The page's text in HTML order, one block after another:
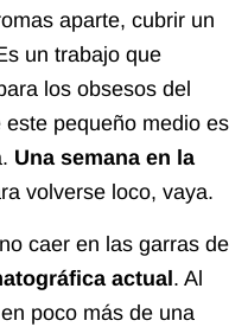
aparte, cubrir un
un trabajo que
los obsesos del
pequeño medio es
Una semana en la
volverse loco, vaya.
caer en las garras de
actual . Al
poco más de una